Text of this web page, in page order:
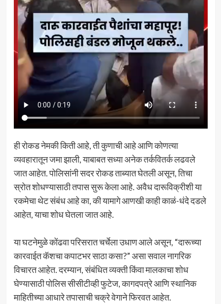
ही रोकड नेमकी किती आहे, ती कुणाची आहे आणि कोणत्या
व्यवहारातून जमा झाली, याबाबत सध्या अनेक तर्कवितर्क लढवले
जात आहेत. पोलिसांनी सदर रोकड ताब्यात घेतली असून, तिचा
स्रोत शोधण्यासाठी तपास सुरू केला आहे. अवैध दारूविक्रीशी या
रकमेचा थेट संबंध आहे का, की यामागे आणखी काही काळं-धंदे दडले
आहेत, याचा शोध घेतला जात आहे.
या घटनेमुळे कोंढवा परिसरात चर्चेला उधाण आले असून, “दारूच्या
कारवाईत कॅशचा कपाटभर साठा कसा?” असा सवाल नागरिक
विचारत आहेत. दरम्यान, संबंधित व्यक्ती किंवा मालकाचा शोध
घेण्यासाठी पोलिस सीसीटीव्ही फुटेज, कागदपत्रे आणि स्थानिक
माहितीच्या आधारे तपासाची चक्रे वेगाने फिरवत आहेत.